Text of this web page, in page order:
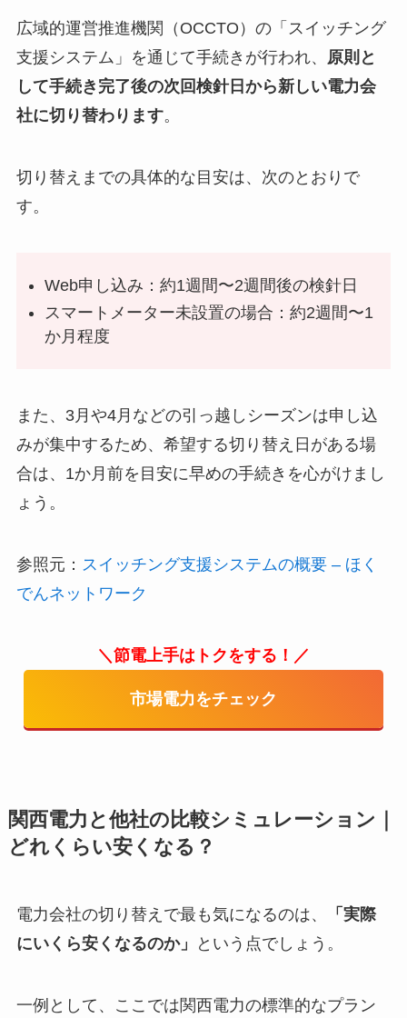
広域的運営推進機関（OCCTO）の「スイッチング
支援システム」を通じて手続きが行われ、
原則と
して手続き完了後の次回検針日から新しい電力会
社に切り替わります。
切り替えまでの具体的な目安は、次のとおりで
す。
Web申し込み：約1週間〜2週間後の検針日
スマートメーター未設置の場合：約2週間〜1
か月程度
また、3月や4月などの引っ越しシーズンは申し込
みが集中するため、希望する切り替え日がある場
合は、1か月前を目安に早めの手続きを心がけまし
ょう。
参照元： スイッチング支援システムの概要 – ほく
でんネットワーク
＼節電上手はトクをする！／
市場電力をチェック
関西電力と他社の比較シミュレーション｜
どれくらい安くなる？
電力会社の切り替えで最も気になるのは、
「実際
にいくら安くなるのか」
という点でしょう。
一例として、ここでは関西電力の標準的なプラン